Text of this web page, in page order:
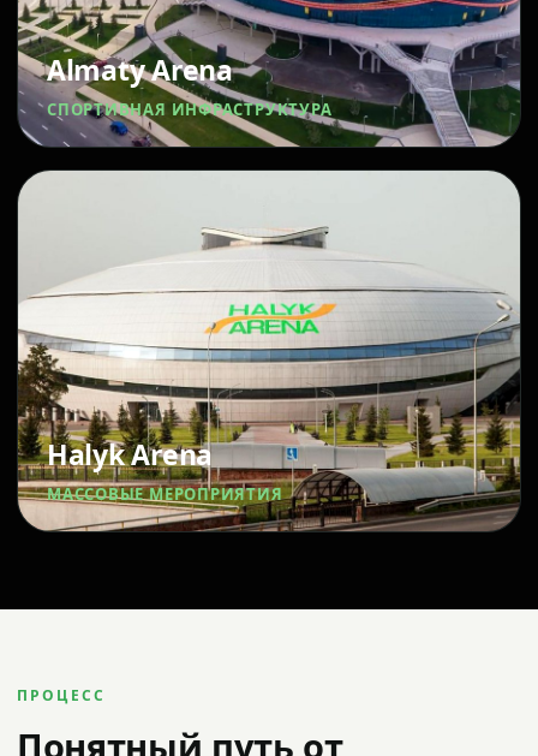
Almaty Arena
СПОРТИВНАЯ ИНФРАСТРУКТУРА
Halyk Arena
МАССОВЫЕ МЕРОПРИЯТИЯ
ПРОЦЕСС
Понятный путь от